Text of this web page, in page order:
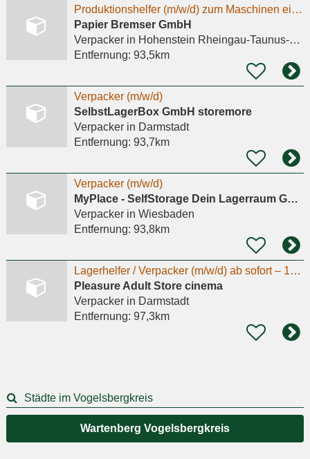
Produktionshelfer (m/w/d) zum Maschinen einrichten und Verpacker/in gesucht
Papier Bremser GmbH
Verpackerin Hohenstein Rheingau-Taunus-Kreis, Steckenroth
Entfernung: 93,5km
Verpacker (m/w/d)
SelbstLagerBox GmbH storemore
Verpackerin Darmstadt
Entfernung: 93,7km
Verpacker (m/w/d)
MyPlace - SelfStorage Dein Lagerraum GmbH
Verpackerin Wiesbaden
Entfernung: 93,8km
Lagerhelfer / Verpacker (m/w/d) ab sofort – 18,00 € / Std. + Bonus
Pleasure Adult Store cinema
Verpackerin Darmstadt
Entfernung: 97,3km
Städte im Vogelsbergkreis
Wartenberg Vogelsbergkreis